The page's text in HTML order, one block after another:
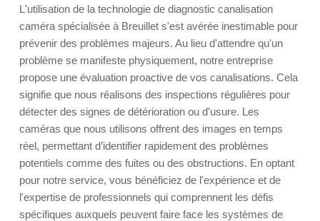
L'utilisation de la technologie de diagnostic canalisation
caméra spécialisée à Breuillet s'est avérée inestimable pour
prévenir des problèmes majeurs. Au lieu d'attendre qu'un
problème se manifeste physiquement, notre entreprise
propose une évaluation proactive de vos canalisations. Cela
signifie que nous réalisons des inspections régulières pour
détecter des signes de détérioration ou d'usure. Les
caméras que nous utilisons offrent des images en temps
réel, permettant d’identifier rapidement des problèmes
potentiels comme des fuites ou des obstructions. En optant
pour notre service, vous bénéficiez de l'expérience et de
l'expertise de professionnels qui comprennent les défis
spécifiques auxquels peuvent faire face les systèmes de